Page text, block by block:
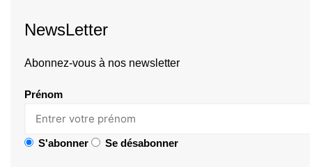
NewsLetter
Abonnez-vous à nos newsletter
Prénom
S'abonner Se désabonner